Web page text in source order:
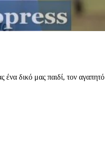
δικό μας παιδί, τον αγαπητό